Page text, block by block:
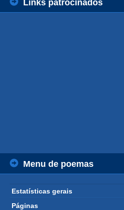
Links patrocinados
Menu de poemas
Estatísticas gerais
Páginas